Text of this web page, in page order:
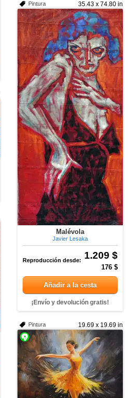
35.43 x 74.80 in
Pintura
Malévola
Javier Lesaka
1.209 $
Reproducción desde:
176 $
Añadir a la cesta
¡Envío y devolución gratis!
19.69 x 19.69 in
Pintura